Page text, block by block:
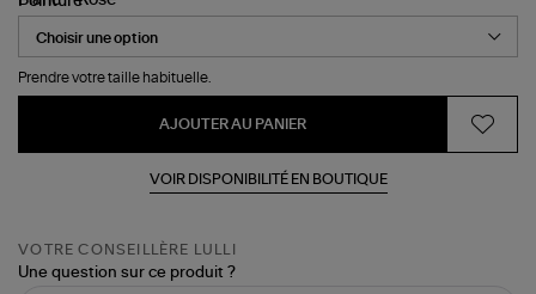
Prendre votre taille habituelle.
AJOUTER AU PANIER
VOIR DISPONIBILITÉ EN BOUTIQUE
VOTRE CONSEILLÈRE LULLI
Une question sur ce produit ?